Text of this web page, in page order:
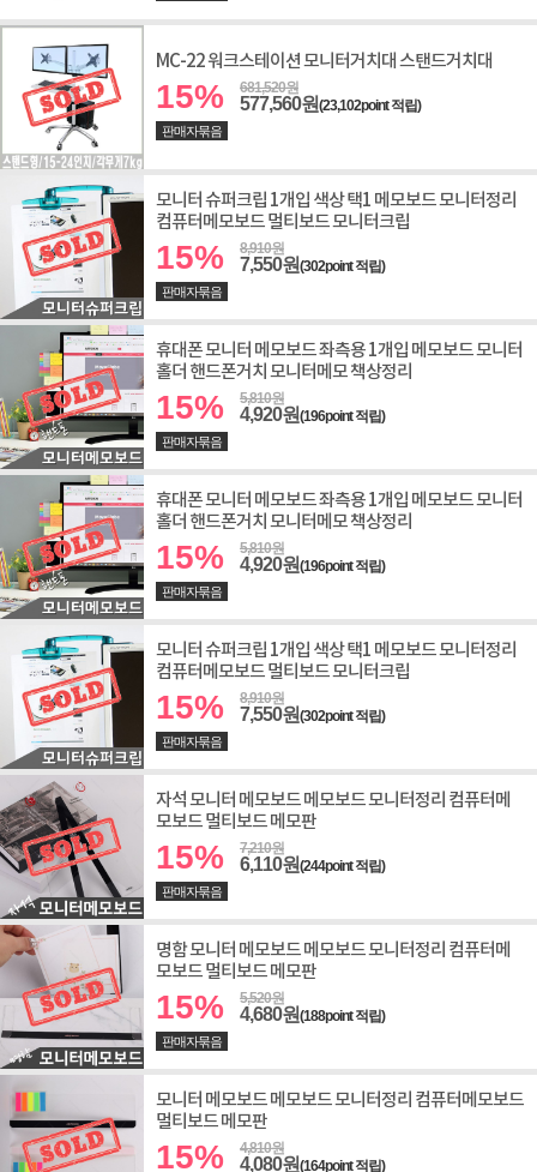
MC-22 워크스테이션 모니터거치대 스탠드거치대
15% 681,520원
577,560원(23,102point 적립)
판매자묶음
모니터 슈퍼크립 1개입 색상 택1 메모보드 모니터정리
컴퓨터메모보드 멀티보드 모니터크립
15% 8,910원
7,550원(302point 적립)
판매자묶음
휴대폰 모니터 메모보드 좌측용 1개입 메모보드 모니터
홀더 핸드폰거치 모니터메모 책상정리
15% 5,810원
4,920원(196point 적립)
판매자묶음
휴대폰 모니터 메모보드 좌측용 1개입 메모보드 모니터
홀더 핸드폰거치 모니터메모 책상정리
15% 5,810원
4,920원(196point 적립)
판매자묶음
모니터 슈퍼크립 1개입 색상 택1 메모보드 모니터정리
컴퓨터메모보드 멀티보드 모니터크립
15% 8,910원
7,550원(302point 적립)
판매자묶음
자석 모니터 메모보드 메모보드 모니터정리 컴퓨터메
모보드 멀티보드 메모판
15% 7,210원
6,110원(244point 적립)
판매자묶음
명함 모니터 메모보드 메모보드 모니터정리 컴퓨터메
모보드 멀티보드 메모판
15% 5,520원
4,680원(188point 적립)
판매자묶음
모니터 메모보드 메모보드 모니터정리 컴퓨터메모보드
멀티보드 메모판
15% 4,810원
4,080원(164point 적립)